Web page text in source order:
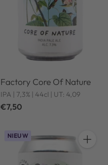
Factory Core Of Nature
IPA | 7,3% | 44cl | UT: 4,09
€7,50
NIEUW